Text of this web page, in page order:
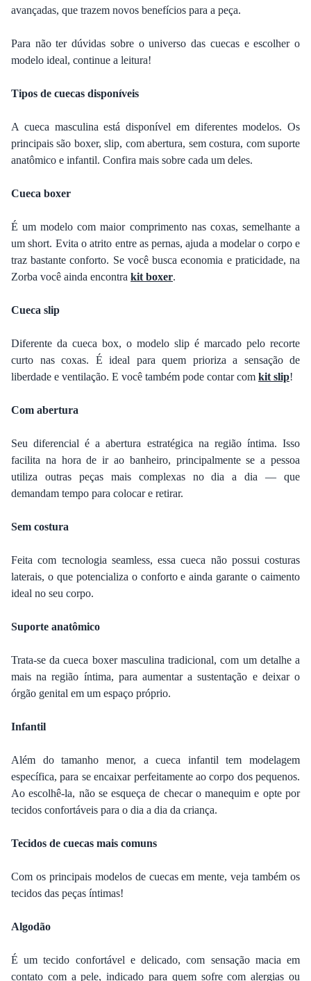
avançadas, que trazem novos benefícios para a peça.
Para não ter dúvidas sobre o universo das cuecas e escolher o
modelo ideal, continue a leitura!
Tipos de cuecas disponíveis
A cueca masculina está disponível em diferentes modelos. Os
principais são boxer, slip, com abertura, sem costura, com suporte
anatômico e infantil. Confira mais sobre cada um deles.
Cueca boxer
É um modelo com maior comprimento nas coxas, semelhante a
um short. Evita o atrito entre as pernas, ajuda a modelar o corpo e
traz bastante conforto. Se você busca economia e praticidade, na
Zorba você ainda encontra kit boxer.
Cueca slip
Diferente da cueca box, o modelo slip é marcado pelo recorte
curto nas coxas. É ideal para quem prioriza a sensação de
liberdade e ventilação. E você também pode contar com kit slip!
Com abertura
Seu diferencial é a abertura estratégica na região íntima. Isso
facilita na hora de ir ao banheiro, principalmente se a pessoa
utiliza outras peças mais complexas no dia a dia — que
demandam tempo para colocar e retirar.
Sem costura
Feita com tecnologia seamless, essa cueca não possui costuras
laterais, o que potencializa o conforto e ainda garante o caimento
ideal no seu corpo.
Suporte anatômico
Trata-se da cueca boxer masculina tradicional, com um detalhe a
mais na região íntima, para aumentar a sustentação e deixar o
órgão genital em um espaço próprio.
Infantil
Além do tamanho menor, a cueca infantil tem modelagem
específica, para se encaixar perfeitamente ao corpo dos pequenos.
Ao escolhê-la, não se esqueça de checar o manequim e opte por
tecidos confortáveis para o dia a dia da criança.
Tecidos de cuecas mais comuns
Com os principais modelos de cuecas em mente, veja também os
tecidos das peças íntimas!
Algodão
É um tecido confortável e delicado, com sensação macia em
contato com a pele, indicado para quem sofre com alergias ou